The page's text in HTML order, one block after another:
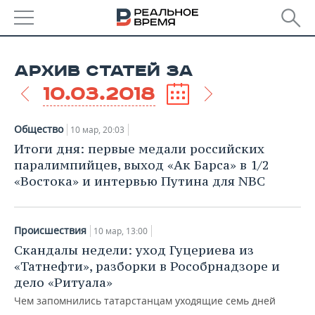
УДМУРТИЯ
НОВОСТИ
НОВОСТИ АНАЛИТИКИ
ДЕКЛАРАЦИИ О ДОХОДАХ
КОРОЛИ ГОСЗАКАЗА ПФО
ВУЗЫ ТАТАРСТАНА
КОМУ ПРИНАДЛЕЖАТ
ТОРГОВЫЕ ЦЕНТРЫ
ТАТАРСТАНА
ЭКОНОМИКА
НОВОСТИ ЭКОНОМИКИ
ФИНАНСЫ
БАНКИ
БЮДЖЕТ
ИНВЕСТИЦИИ
ПРОМЫШЛЕННОСТЬ
НОВОСТИ
ПРОМЫШЛЕННОСТИ
АГРОПРОМ
МАШИНОСТРОЕНИЕ
НОВОСТИ НЕДВИЖИМОСТИ
АВТО
НОВОСТИ АВТО
БИЗНЕС
НОВОСТИ БИЗНЕСА
АРХИВ СТАТЕЙ ЗА
10.03.2018
Общество 10 мар, 20:03
Итоги дня: первые медали российских
паралимпийцев, выход «Ак Барса» в 1/2
«Востока» и интервью Путина для NBC
Происшествия 10 мар, 13:00
Скандалы недели: уход Гуцериева из
«Татнефти», разборки в Рособрнадзоре и
дело «Ритуала»
Чем запомнились татарстанцам уходящие семь дней